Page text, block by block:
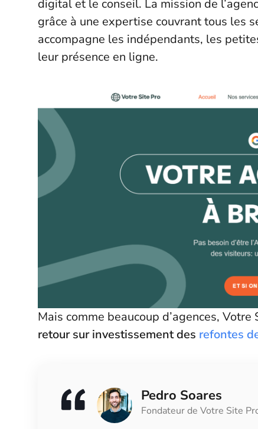
digital et le conseil. La mission de
grâce à une expertise couvrant tous les
accompagne les indépendants, les
leur présence en ligne.
Mais comme beaucoup d’agences,
retour sur investissement des refontes
Pedro Soares
Fondateur de Votre Site